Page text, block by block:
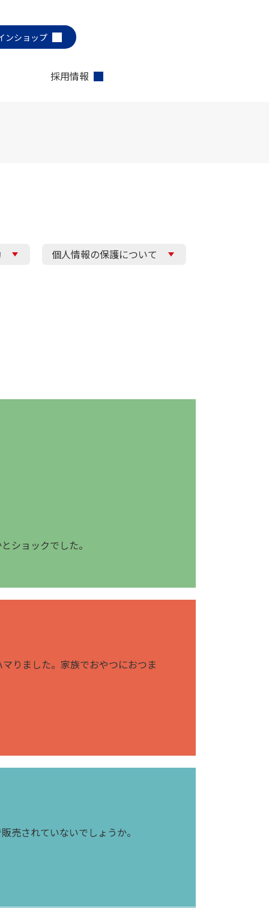
ンショップ
採用情報
個人情報の保護について
ショックでした。
りました。家族でおやつにおつま
売されていないでしょうか。